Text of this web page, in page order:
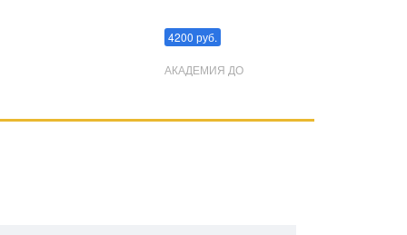
4200 руб.
АКАДЕМИЯ ДО